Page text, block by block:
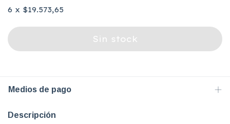
6 x $19.573,65
Medios de pago
Descripción